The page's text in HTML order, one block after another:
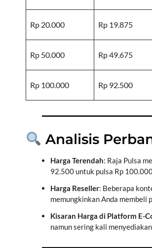
Rp 20.000 Rp 19.875
Rp 50.000 Rp 49.675
Rp 100.000 Rp 92.500
Analisis
Harga Terendah: Raja Pulsa
92.500 untuk pulsa Rp
Harga Reseller: Beberapa
memungkinkan Anda membeli
Kisaran Harga di Platform E-
namun sering kali